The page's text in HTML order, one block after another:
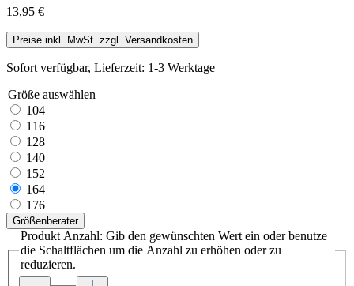
13,95 €
Preise inkl. MwSt. zzgl. Versandkosten
Sofort verfügbar, Lieferzeit: 1-3 Werktage
Größe auswählen
104
116
128
140
152
164
176
Größenberater
Produkt Anzahl: Gib den gewünschten Wert ein oder benutze
die Schaltflächen um die Anzahl zu erhöhen oder zu
reduzieren.